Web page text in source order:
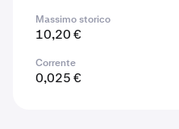
Massimo storico
10,20 €
Corrente
0,025 €